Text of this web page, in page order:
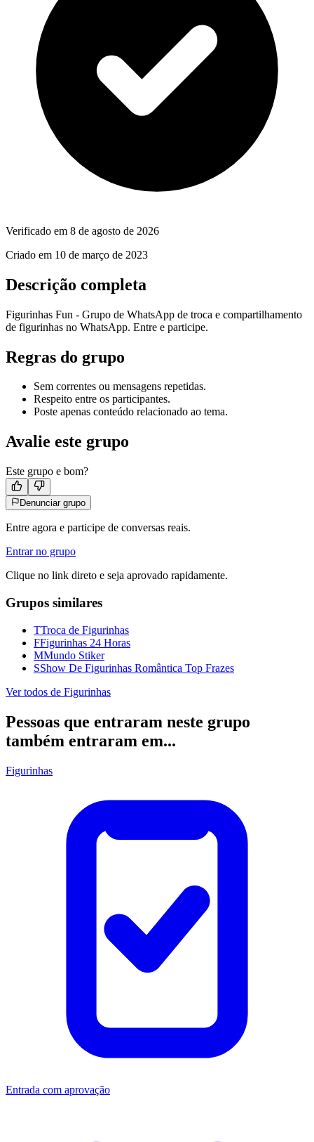
Verificado em 8 de agosto de 2026
Criado em 10 de março de 2023
Descrição completa
Figurinhas Fun - Grupo de WhatsApp de troca e compartilhamento
de figurinhas no WhatsApp. Entre e participe.
Regras do grupo
Sem correntes ou mensagens repetidas.
Respeito entre os participantes.
Poste apenas conteúdo relacionado ao tema.
Avalie este grupo
Este grupo e bom?
Denunciar grupo
Entre agora e participe de conversas reais.
Entrar no grupo
Clique no link direto e seja aprovado rapidamente.
Grupos similares
TTroca de Figurinhas
FFigurinhas 24 Horas
MMundo Stiker
SShow De Figurinhas Romântica Top Frazes
Ver todos de Figurinhas
Pessoas que entraram neste grupo
também entraram em...
Figurinhas
Entrada com aprovação